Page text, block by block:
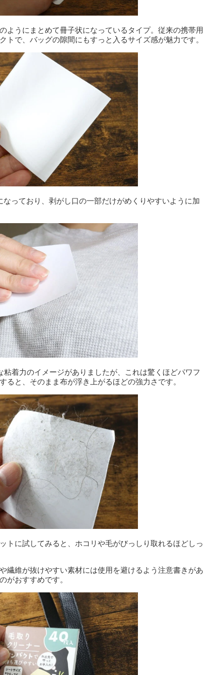
ようにまとめて冊子状になっているタイプ。従来の携帯用
トで、バッグの隙間にもすっと入るサイズ感が魅力です。
っており、剥がし口の一部だけがめくりやすいように加
着力のイメージがありましたが、これは驚くほどパワフ
ると、そのまま布が浮き上がるほどの強力さです。
トに試してみると、ホコリや毛がびっしり取れるほどしっ
繊維が抜けやすい素材には使用を避けるよう注意書きがあ
がおすすめです。